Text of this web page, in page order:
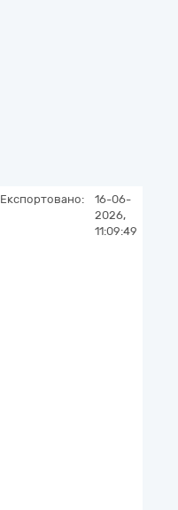
Експортовано:
16-06-
2026,
11:09:49